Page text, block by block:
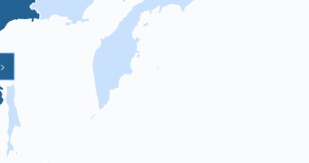
>